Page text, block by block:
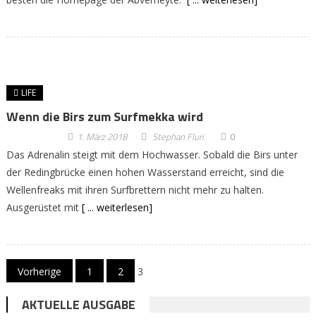
LIFE
Wenn die Birs zum Surfmekka wird
1. März 2018 Stephan Fluri 0
Das Adrenalin steigt mit dem Hochwasser. Sobald die Birs unter
der Redingbrücke einen hohen Wasserstand erreicht, sind die
Wellenfreaks mit ihren Surfbrettern nicht mehr zu halten.
Ausgerüstet mit [ ... weiterlesen]
Beitragsnavigation
Vorherige 1 2 3
AKTUELLE AUSGABE